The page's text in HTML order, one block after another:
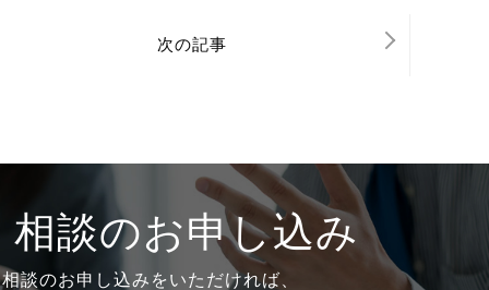
次の記事
相談のお申し込み
談のお申し込みをいただければ、